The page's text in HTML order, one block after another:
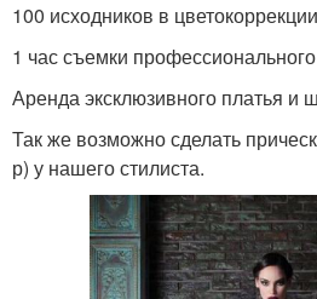
100 исходников в
1 час съемки
Аренда эксклюзивного платья и
Так же возможно сделать
р) у нашего стилиста.